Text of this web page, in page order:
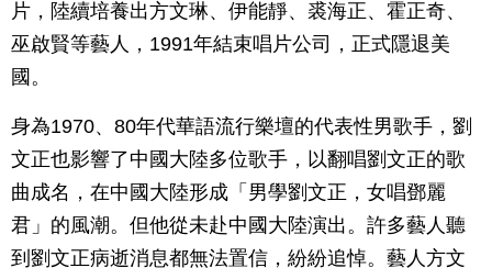
片，陸續培養出方文琳、伊能靜、裘海正、霍正奇、
巫啟賢等藝人，1991年結束唱片公司，正式隱退美
國。
身為1970、80年代華語流行樂壇的代表性男歌手，劉
文正也影響了中國大陸多位歌手，以翻唱劉文正的歌
曲成名，在中國大陸形成「男學劉文正，女唱鄧麗
君」的風潮。但他從未赴中國大陸演出。許多藝人聽
到劉文正病逝消息都無法置信，紛紛追悼。藝人方文